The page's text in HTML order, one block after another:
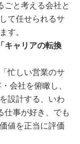
ごと考える会社と
て任せられるサ
す。
キャリアの転換
忙しい営業のサ
会社を俯瞰し、
設計する、いわ
仕事が好き、でも
値を正当に評価